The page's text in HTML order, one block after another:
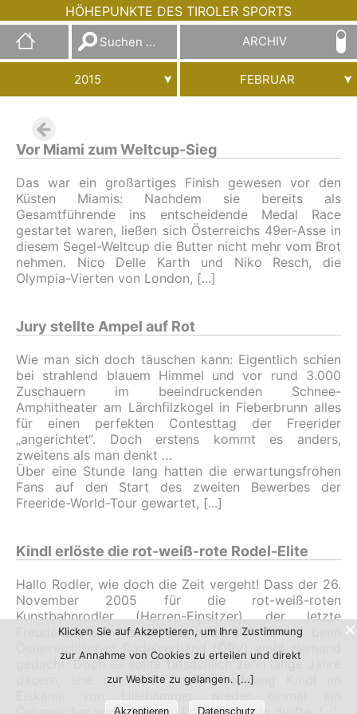
HÖHEPUNKTE DES TIROLER SPORTS
Suchen
nach:
ARCHIV
2015 FEBRUAR
Vor Miami zum Weltcup-Sieg
Das war ein großartiges Finish gewesen vor den
Küsten Miamis: Nachdem sie bereits als
Gesamtführende ins entscheidende Medal Race
gestartet waren, ließen sich Österreichs 49er-Asse in
diesem Segel-Weltcup die Butter nicht mehr vom Brot
nehmen. Nico Delle Karth und Niko Resch, die
Olympia-Vierten von London,
Jury stellte Ampel auf Rot
Wie man sich doch täuschen kann: Eigentlich schien
bei strahlend blauem Himmel und vor rund 3.000
Zuschauern im beeindruckenden Schnee-
Amphitheater am Lärchfilzkogel in Fieberbrunn alles
für einen perfekten Contesttag der Freerider
„angerichtet“. Doch erstens kommt es anders,
zweitens als man denkt …
Über eine Stunde lang hatten die erwartungsfrohen
Fans auf den Start des zweiten Bewerbes der
Freeride-World-Tour gewartet,
Kindl erlöste die rot-weiß-rote Rodel-Elite
Hallo Rodler, wie doch die Zeit vergeht! Dass der 26.
November 2005 für die rot-weiß-roten
Kunstbahnrodler (Herren-Einsitzer) der letzte
Freudentag sein würde, das hatte sich damals beim
Österreichischen Rodelverband (ÖRV) wohl niemand
gedacht. Doch es sollte tatsächlich zehn lange Jahre
dauern, ehe mit dem Tiroler Wolfgang Kindl im
Klicken Sie auf Akzeptieren, um Ihre Zustimmung
zur Annahme von Cookies zu erteilen und direkt
zur Website zu gelangen.
Akzeptieren Datenschutz